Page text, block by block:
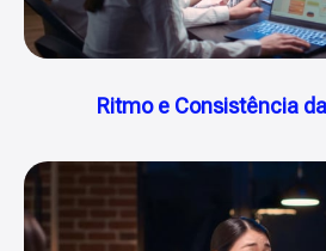
Ritmo e Consistência